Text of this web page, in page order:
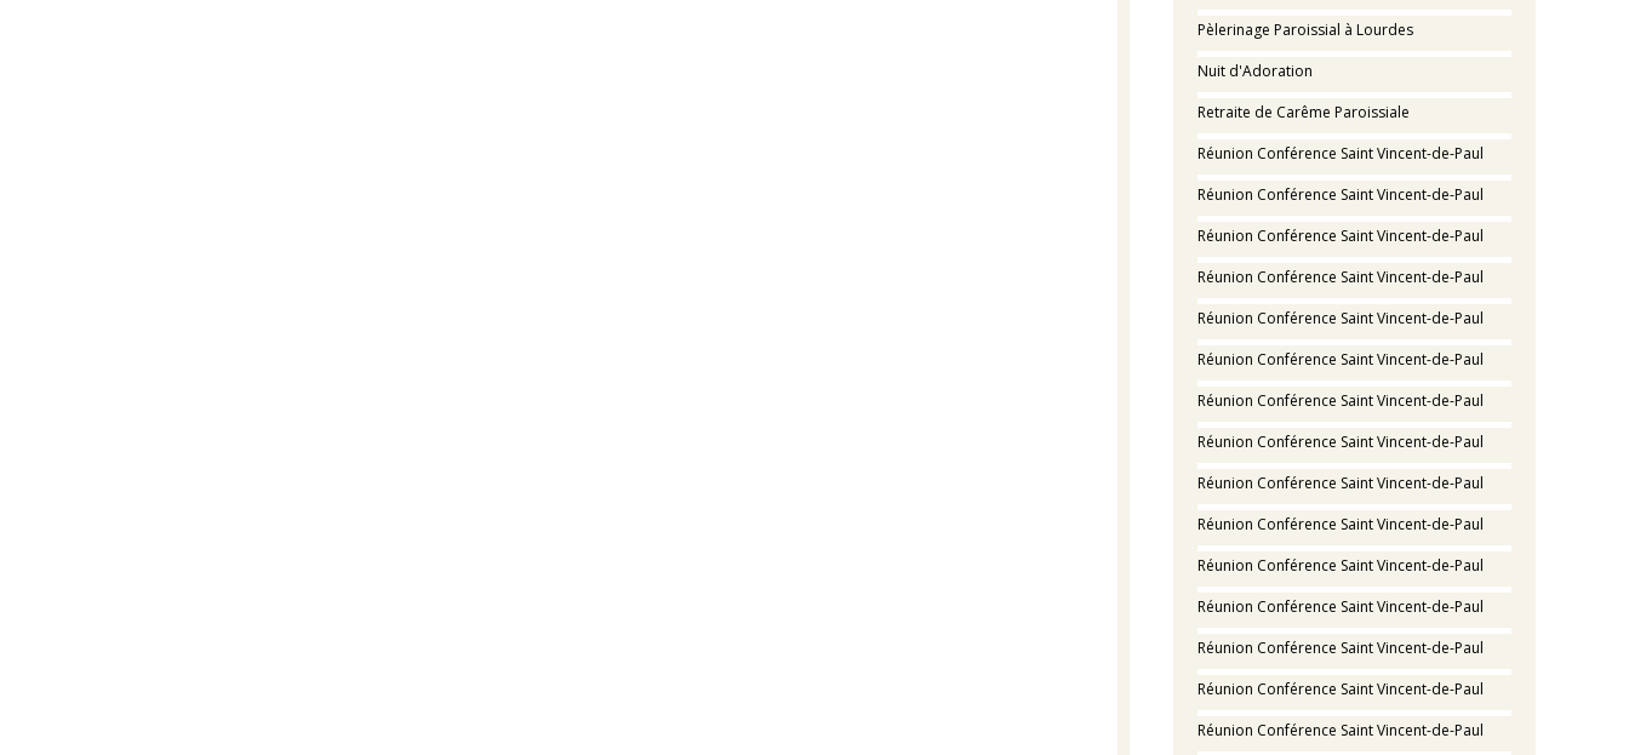
Pèlerinage Paroissial à Lourdes
Nuit d'Adoration
Retraite de Carême Paroissiale
Réunion Conférence Saint Vincent-de-Paul
Réunion Conférence Saint Vincent-de-Paul
Réunion Conférence Saint Vincent-de-Paul
Réunion Conférence Saint Vincent-de-Paul
Réunion Conférence Saint Vincent-de-Paul
Réunion Conférence Saint Vincent-de-Paul
Réunion Conférence Saint Vincent-de-Paul
Réunion Conférence Saint Vincent-de-Paul
Réunion Conférence Saint Vincent-de-Paul
Réunion Conférence Saint Vincent-de-Paul
Réunion Conférence Saint Vincent-de-Paul
Réunion Conférence Saint Vincent-de-Paul
Réunion Conférence Saint Vincent-de-Paul
Réunion Conférence Saint Vincent-de-Paul
Réunion Conférence Saint Vincent-de-Paul